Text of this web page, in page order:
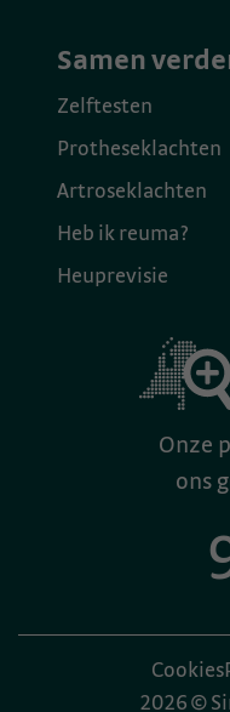
Samen
Zelftesten
Protheseklachten
Artroseklachten
Heb ik reuma?
Heuprevisie
Onze
ons
Cookies
2026 ©